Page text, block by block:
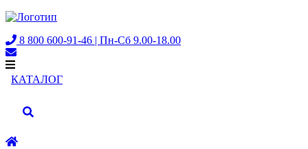
8 800 600-91-46 | Пн-Сб 9.00-18.00
КАТАЛОГ